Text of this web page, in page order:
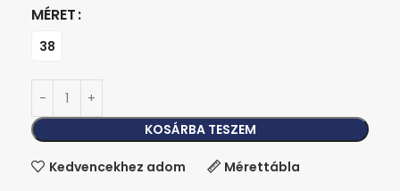
MÉRET
38
KOSÁRBA TESZEM
Kedvencekhez adom
Mérettábla